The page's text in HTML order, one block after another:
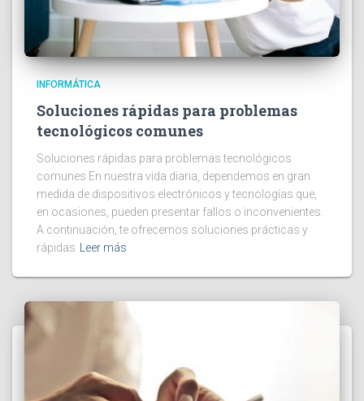
INFORMÁTICA
Soluciones rápidas para problemas
tecnológicos comunes
Soluciones rápidas para problemas tecnológicos
comunes En nuestra vida diaria, dependemos en gran
medida de dispositivos electrónicos y tecnologías que,
en ocasiones, pueden presentar fallos o inconvenientes.
A continuación, te ofrecemos soluciones prácticas y
rápidas
Leer más